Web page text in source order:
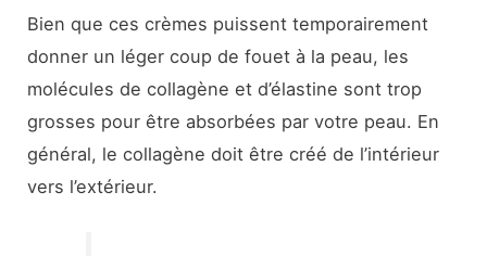
Bien que ces crèmes puissent temporairement
donner un léger coup de fouet à la peau, les
molécules de collagène et d’élastine sont trop
grosses pour être absorbées par votre peau. En
général, le collagène doit être créé de l’intérieur
vers l’extérieur.